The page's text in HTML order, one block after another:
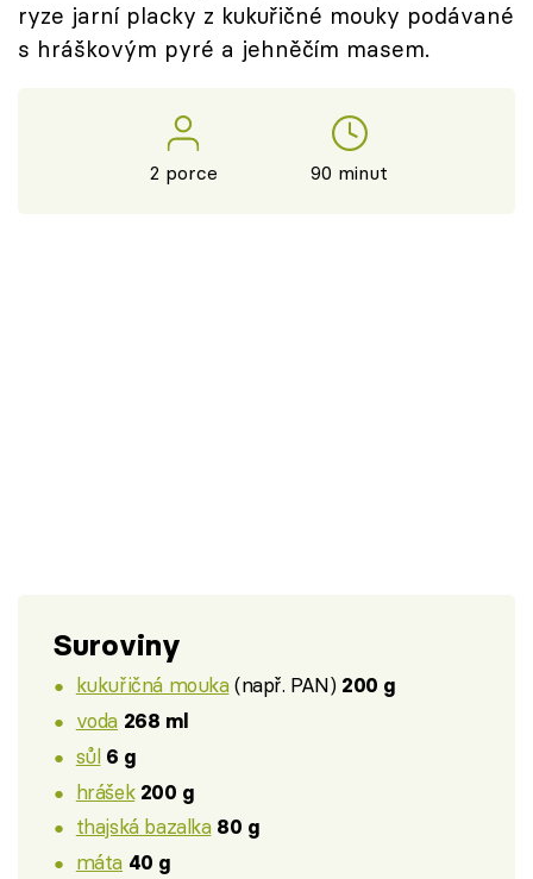
ryze jarní placky z kukuřičné mouky podávané
s hráškovým pyré a jehněčím masem.
2 porce 90 minut
Suroviny
kukuřičná mouka(např. PAN) 200 g
voda 268 ml
sůl 6 g
hrášek 200 g
thajská bazalka 80 g
máta 40 g